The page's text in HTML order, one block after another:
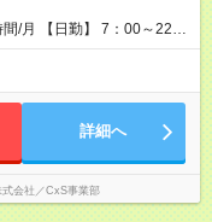
～22：
詳細へ
会社／CxS事業部